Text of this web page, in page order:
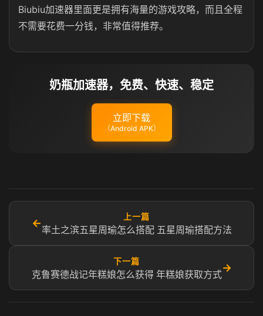
Biubiu加速器里面更是拥有海量的游戏攻略，而且全程
不需要花费一分钱，非常值得推荐。
奶瓶加速器，免费、快速、稳定
立即下载
（Android APK）
←
上一篇
率土之滨五星周瑜怎么搭配 五星周瑜搭配方法
下一篇
克鲁赛德战记年糕娘怎么获得 年糕娘获取方式
→